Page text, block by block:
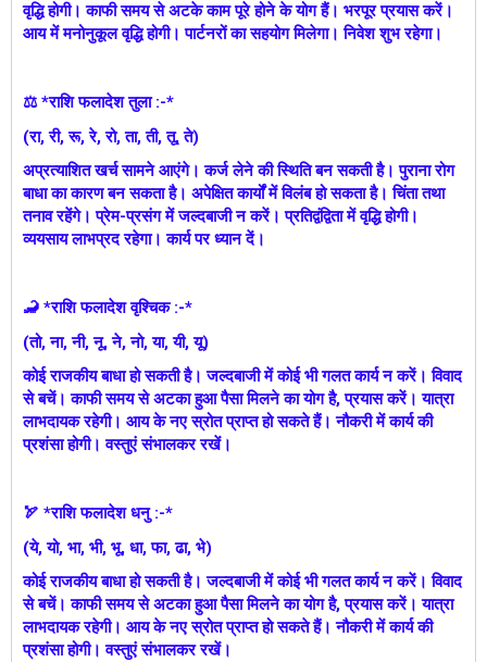
वृद्धि होगी। काफी समय से अटके काम पूरे होने के योग हैं। भरपूर प्रयास करें।
आय में मनोनुकूल वृद्धि होगी। पार्टनरों का सहयोग मिलेगा। निवेश शुभ रहेगा।
⚖ *राशि फलादेश तुला :-*
(रा, री, रू, रे, रो, ता, ती, तू, ते)
अप्रत्याशित खर्च सामने आएंगे। कर्ज लेने की स्थिति बन सकती है। पुराना रोग
बाधा का कारण बन सकता है। अपेक्षित कार्यों में विलंब हो सकता है। चिंता तथा
तनाव रहेंगे। प्रेम-प्रसंग में जल्दबाजी न करें। प्रतिद्वंद्विता में वृद्धि होगी।
व्ययसाय लाभप्रद रहेगा। कार्य पर ध्यान दें।
🦂 *राशि फलादेश वृश्चिक :-*
(तो, ना, नी, नू, ने, नो, या, यी, यू)
कोई राजकीय बाधा हो सकती है। जल्दबाजी में कोई भी गलत कार्य न करें। विवाद
से बचें। काफी समय से अटका हुआ पैसा मिलने का योग है, प्रयास करें। या‍त्रा
लाभदायक रहेगी। आय के नए स्रोत प्राप्त हो सकते हैं। नौकरी में कार्य की
प्रशंसा होगी। वस्तुएं संभालकर रखें।
🏹 *राशि फलादेश धनु :-*
(ये, यो, भा, भी, भू, धा, फा, ढा, भे)
कोई राजकीय बाधा हो सकती है। जल्दबाजी में कोई भी गलत कार्य न करें। विवाद
से बचें। काफी समय से अटका हुआ पैसा मिलने का योग है, प्रयास करें। या‍त्रा
लाभदायक रहेगी। आय के नए स्रोत प्राप्त हो सकते हैं। नौकरी में कार्य की
प्रशंसा होगी। वस्तुएं संभालकर रखें।